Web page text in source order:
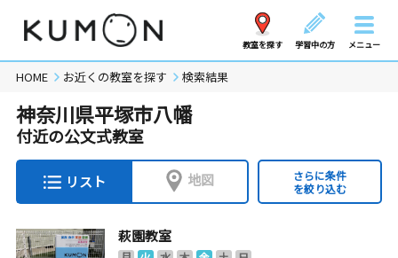
教室を探す 学習中の方 メニュー
HOME お近くの教室を探す 検索結果
神奈川県平塚市八幡
付近の公文式教室
リスト 地図
さらに条件
を絞り込む
萩園教室